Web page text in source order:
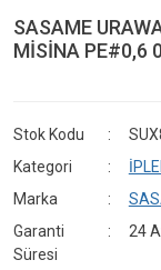
SASAME
MİSİNA PE#0,6
Stok Kodu
Kategori
Marka
Garanti
Süresi
24